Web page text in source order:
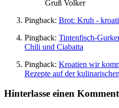
Gruß Volker
Pingback: Brot: Kruh -
Pingback: Tintenfisch-
Chili und Ciabatta
Pingback: Kroatien wir
Rezepte auf der
Hinterlasse einen